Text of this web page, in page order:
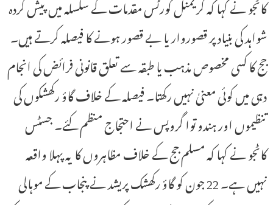
کاٹجو نے کہا کہ کریمنل کورٹس مقدمات کے سلسلہ میں پیش کردہ
شواہد کی بنیاد پر قصوروار یا بے قصور ہونے کا فیصلہ کرتے ہیں۔
جج کا کسی مخصوص مذہب یا طبقہ سے تعلق قانونی فرائض کی انجام
دہی میں کوئی معنیٰ نہیں رکھتا۔ فیصلہ کے خلاف گاؤ رکھشکوں کی
تنظیموں اور ہندو توا گروپس نے احتجاج منظم کئے۔ جسٹس
کاٹجو نے کہا کہ مسلم جج کے خلاف مظاہروں کا یہ پہلا واقعہ
نہیں ہے۔ 22 جون کو گاؤ رکھشک پریشد نے پنجاب کے موہالی